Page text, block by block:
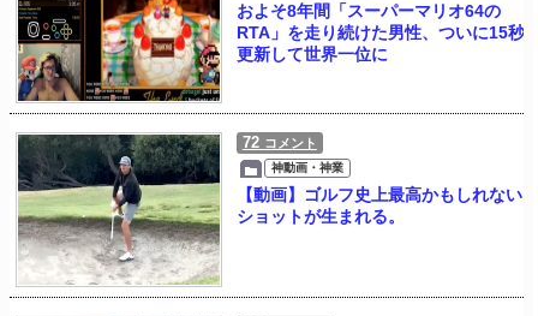
およそ8年間「スーパーマリオ64の
RTA」を走り続けた男性、ついに15秒
更新して世界一位に
72 コメント
神動画・神業
【動画】ゴルフ史上最高かもしれない
ショットが生まれる。